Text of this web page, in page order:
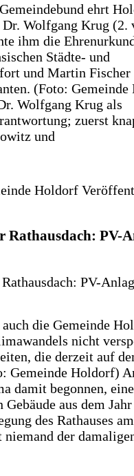
ehrt
Wolfgang Krug (2.
ihm die
Städte- und
und Martin Fischer
(Foto:
Wolfgang Krug als
zuerst
und
Holdorf
Rathausdach: PV-
die Gemeinde
nicht
die derzeit auf
Gemeinde Holdorf)
damit begonnen,
aus dem
des Rathauses
der